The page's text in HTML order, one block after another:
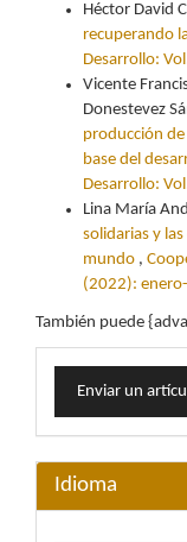
Héctor David
recuperando
Desarrollo:
Vicente
Donestevez
producción
base del
Desarrollo:
Lina María
solidarias y
mundo ,
(2022):
También puede
Enviar
unEnviar un
Idioma